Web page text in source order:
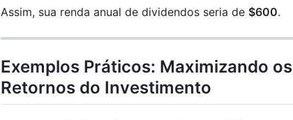
Assim, sua renda anual de dividendos seria de $600.
Exemplos Práticos: Maximizando os
Retornos do Investimento